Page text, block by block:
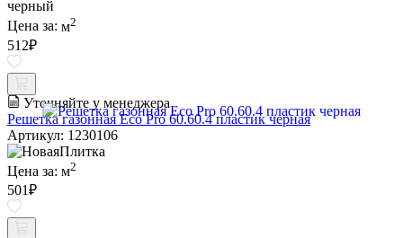
черный
Цена за: м2
512₽
Уточняйте у менеджера
Решетка газонная Eco Pro 60.60.4 пластик черная
Артикул: 1230106
Цена за: м2
501₽